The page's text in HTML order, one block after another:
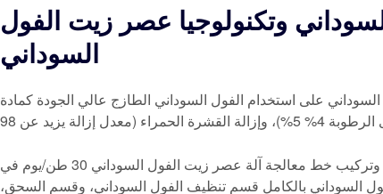
وتكنولوجيا عصر زيت الفول
السوداني
على استخدام الفول السوداني الطازج عالي الجودة كمادة
نجحت شركة في تصميم وتصنيع وتركيب خط معالجة آلة عصر زيت الفول السوداني 30 طن/يوم في
السوداني بالكامل قسم تنظيف الفول السوداني، وقسم السحق،